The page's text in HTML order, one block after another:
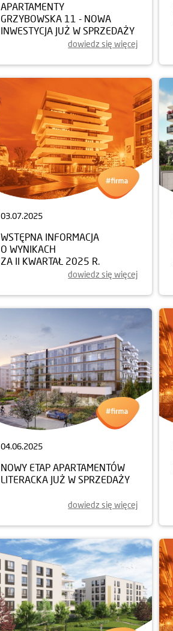
APARTAMENTY
GRZYBOWSKA 11 - NOWA
INWESTYCJA JUŻ W SPRZEDAŻY
dowiedz się więcej
03.07.2025
WSTĘPNA INFORMACJA
O WYNIKACH
ZA II KWARTAŁ 2025 R.
dowiedz się więcej
04.06.2025
NOWY ETAP APARTAMENTÓW
LITERACKA JUŻ W SPRZEDAŻY
dowiedz się więcej